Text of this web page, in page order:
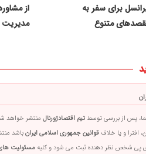
برای سفر به
متنوع
از
مدیریت
پس از بررسی توسط تیم اقتصادژورنال منتشر خواهد
افترا و یا خلاف قوانین جمهوری اسلامی ایرانباشد
آی پی شخص نظر دهنده ثبت می شود و کلیه مسئولیت